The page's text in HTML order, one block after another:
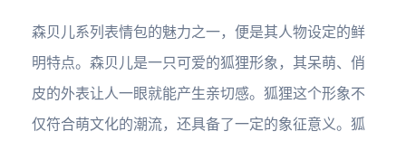
森贝儿系列表情包的魅力之一，便是其人物设定的鲜
明特点。森贝儿是一只可爱的狐狸形象，其呆萌、俏
皮的外表让人一眼就能产生亲切感。狐狸这个形象不
仅符合萌文化的潮流，还具备了一定的象征意义。狐